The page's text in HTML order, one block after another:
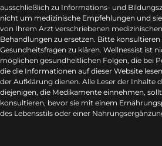
ausschließlich zu Informations- und
nicht um medizinische Empfehlungen und
von Ihrem Arzt verschriebenen
Behandlungen zu ersetzen. Bitte
Gesundheitsfragen zu klären. Wellnessist ist
möglichen gesundheitlichen Folgen, die bei
die die Informationen auf dieser Website
der Aufklärung dienen. Alle Leser der Inhalte
diejenigen, die Medikamente einnehmen,
konsultieren, bevor sie mit einem
des Lebensstils oder einer